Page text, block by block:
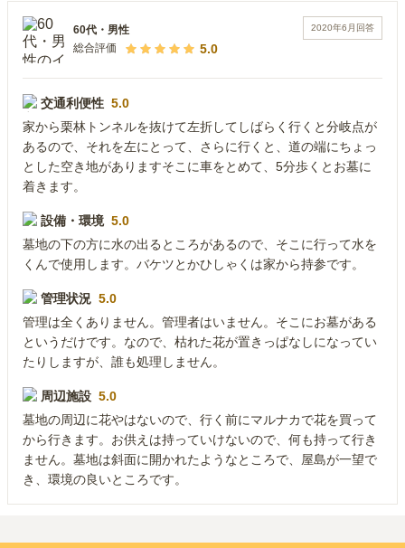
2020年6月 回答
60代 ・ 男性
総合評価
5.0
交通利便性 5.0
家から栗林トンネルを抜けて左折してしばらく行くと分岐点が
あるので、それを左にとって、さらに行くと、道の端にちょっ
とした空き地がありますそこに車をとめて、5分歩くとお墓に
着きます。
設備・環境 5.0
墓地の下の方に水の出るところがあるので、そこに行って水を
くんで使用します。バケツとかひしゃくは家から持参です。
管理状況 5.0
管理は全くありません。管理者はいません。そこにお墓がある
というだけです。なので、枯れた花が置きっぱなしになってい
たりしますが、誰も処理しません。
周辺施設 5.0
墓地の周辺に花やはないので、行く前にマルナカで花を買って
から行きます。お供えは持っていけないので、何も持って行き
ません。墓地は斜面に開かれたようなところで、屋島が一望で
き、環境の良いところです。